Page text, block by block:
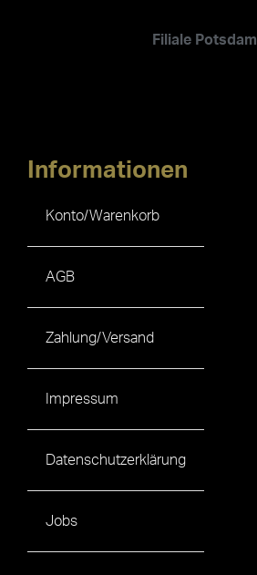
Filiale Potsdam
Informationen
Konto/Warenkorb
AGB
Zahlung/Versand
Impressum
Datenschutzerklärung
Jobs